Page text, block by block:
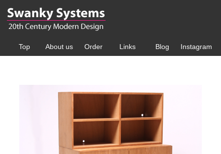
Top About us Order Links Blog Instagram